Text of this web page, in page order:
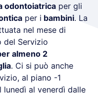
odontoiatrica per gli
per i bambini. La
nel mese di
del Servizio
almeno 2
. Ci si può anche
al piano -1
lunedì al venerdì dalle